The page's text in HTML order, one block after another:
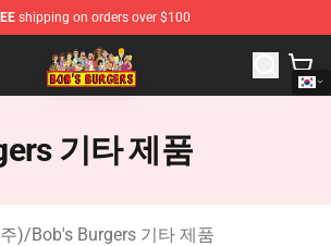
shipping on orders over $100
Store - Official Bob's Burgers Merchandise
기타 제품
)/Bob's Burgers 기타 제품